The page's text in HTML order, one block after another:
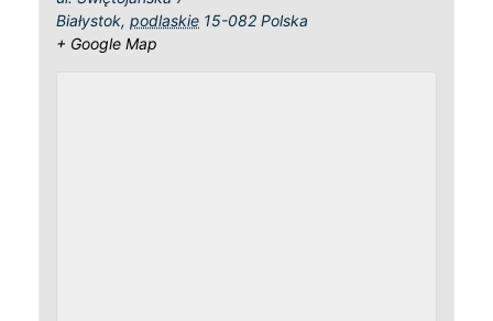
Białystok, podlaskie 15-082 Polska
+ Google Map